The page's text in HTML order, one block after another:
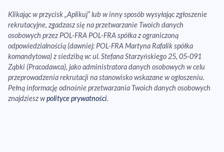
Klikając w przycisk „Aplikuj” lub w inny sposób wysyłając zgłoszenie
rekrutacyjne, zgadzasz się na przetwarzanie Twoich danych
osobowych przez POL-FRA POL-FRA spółka z ograniczoną
odpowiedzialnością (dawniej: POL-FRA Martyna Rafalik spółka
komandytowa) z siedzibą w: ul. Stefana Starzyńskiego 25, 05-091
Ząbki (Pracodawca), jako administratora danych osobowych w celu
przeprowadzenia rekrutacji na stanowisko wskazane w ogłoszeniu.
Pełną informację odnośnie przetwarzania Twoich danych osobowych
znajdziesz wpolityce prywatności.